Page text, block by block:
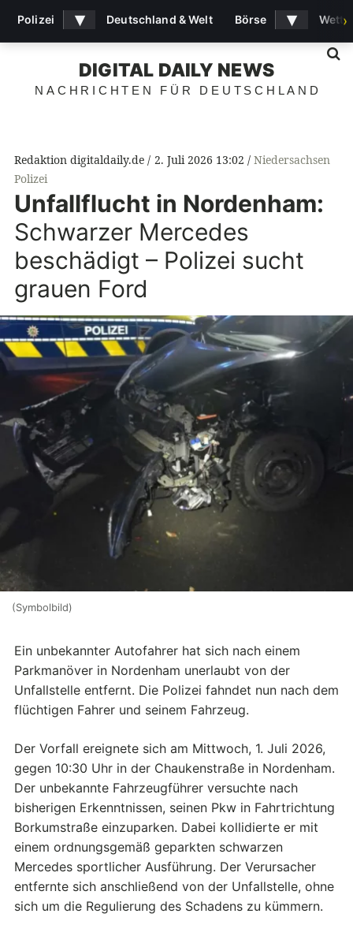
DIGITAL DAILY NEWS
NACHRICHTEN FÜR DEUTSCHLAND
Redaktion digitaldaily.de 2. Juli 2026 13:02
Niedersachsen
Polizei
Unfallflucht in Nordenham:
Schwarzer Mercedes
beschädigt – Polizei sucht
grauen Ford
(Symbolbild)
Ein unbekannter Autofahrer hat sich nach einem
Parkmanöver in Nordenham unerlaubt von der
Unfallstelle entfernt. Die Polizei fahndet nun nach dem
flüchtigen Fahrer und seinem Fahrzeug.
Der Vorfall ereignete sich am Mittwoch, 1. Juli 2026,
gegen 10:30 Uhr in der Chaukenstraße in Nordenham.
Der unbekannte Fahrzeugführer versuchte nach
bisherigen Erkenntnissen, seinen Pkw in Fahrtrichtung
Borkumstraße einzuparken. Dabei kollidierte er mit
einem ordnungsgemäß geparkten schwarzen
Mercedes sportlicher Ausführung. Der Verursacher
entfernte sich anschließend von der Unfallstelle, ohne
sich um die Regulierung des Schadens zu kümmern.
Polizei ▾ Deutschland & Welt Börse ▾ ›